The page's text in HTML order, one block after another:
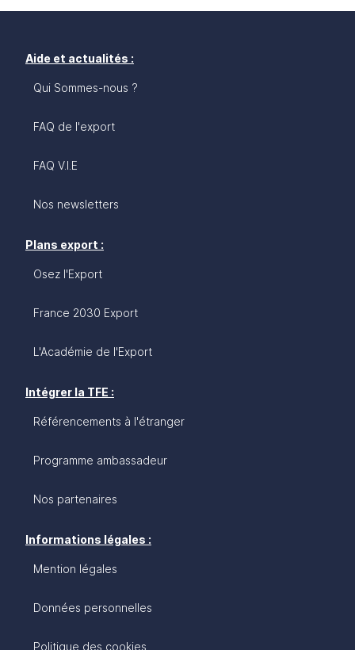
Aide et actualités :
Qui Sommes-nous ?
FAQ de l'export
FAQ V.I.E
Nos newsletters
Plans export :
Osez l'Export
France 2030 Export
L'Académie de l'Export
Intégrer la TFE :
Référencements à l'étranger
Programme ambassadeur
Nos partenaires
Informations légales :
Mention légales
Données personnelles
Politique des cookies